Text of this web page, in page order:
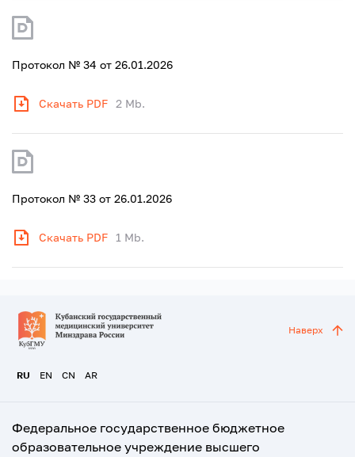
Протокол № 34 от 26.01.2026
Скачать PDF 2 Mb.
Протокол № 33 от 26.01.2026
Скачать PDF 1 Mb.
RU EN CN AR
Наверх
Федеральное государственное бюджетное
образовательное учреждение высшего